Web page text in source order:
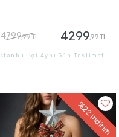
4799,99 TL 4299,99 TL
İstanbul İçi Aynı Gün Teslimat
%22
indirim